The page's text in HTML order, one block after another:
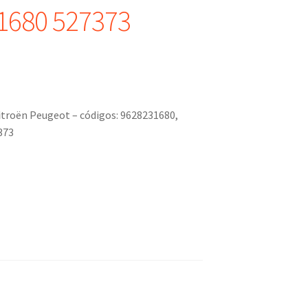
527373
Peugeot – códigos: 9628231680,